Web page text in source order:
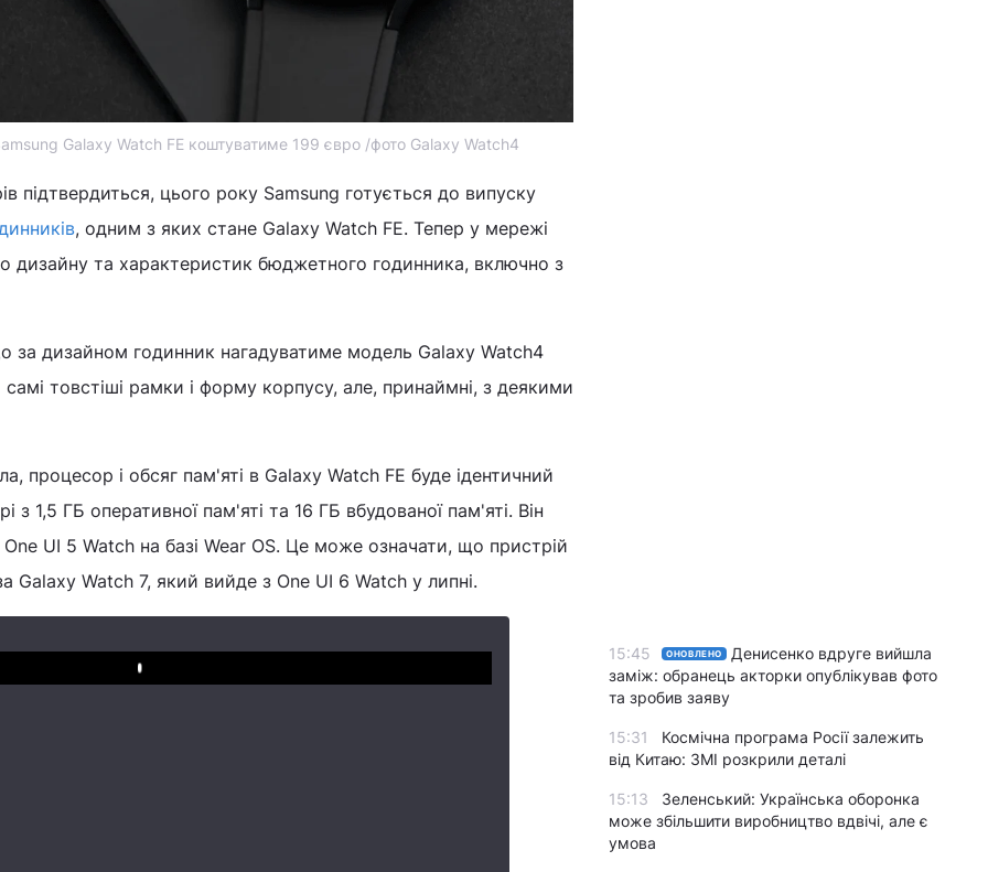
Galaxy Watch FE коштуватиме 199 євро /фото Galaxy Watch4
підтвердиться, цього року Samsung готується до випуску
, одним з яких стане Galaxy Watch FE. Тепер у мережі
дизайну та характеристик бюджетного годинника, включно з
за дизайном годинник нагадуватиме модель Galaxy Watch4
самі товстіші рамки і форму корпусу, але, принаймні, з деякими
процесор і обсяг пам'яті в Galaxy Watch FE буде ідентичний
з 1,5 ГБ оперативної пам'яті та 16 ГБ вбудованої пам'яті. Він
UI 5 Watch на базі Wear OS. Це може означати, що пристрій
Galaxy Watch 7, який вийде з One UI 6 Watch у липні.
Play
15:45 ОНОВЛЕНО
Денисенко вдруге вийшла
заміж: обранець акторки опублікував фото
та зробив заяву
15:31
Космічна програма Росії залежить
від Китаю: ЗМІ розкрили деталі
15:13
Зеленський: Українська оборонка
може збільшити виробництво вдвічі, але є
умова